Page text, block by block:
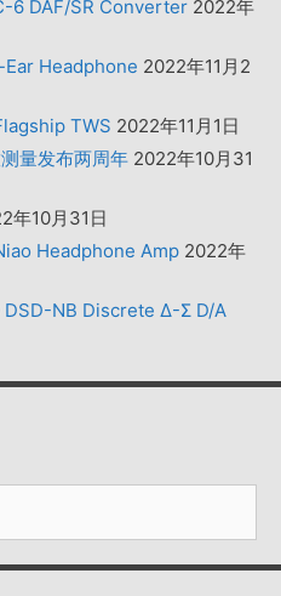
6 DAF/SR Converter 2022年
Headphone 2022年11月2
TWS 2022年11月1日
量发布两周年 2022年10月31
年10月31日
Headphone Amp 2022年
DSD-NB Discrete Δ-Σ D/A